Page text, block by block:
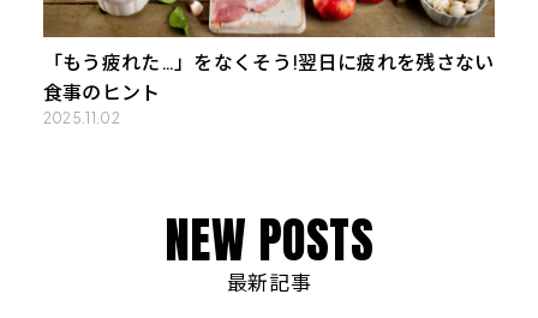
「もう疲れた…」をなくそう!翌日に疲れを残さない
食事のヒント
2025.11.02
NEW POSTS
最新記事